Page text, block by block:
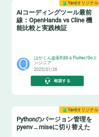
Yardオリジナル
AIコーディングツール最前
線：OpenHands vs Cline 機
能比較と実践検証
はがくん@薬剤師＆Flutter/Goエ
ンジニア
2025/01/26
相談する
Yardオリジナル
Pythonのバージョン管理を
pyenv→miseに切り替えた